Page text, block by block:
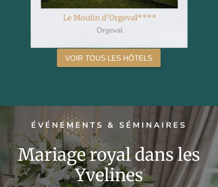
VOIR TOUS LES HÔTELS
ÉVÉNEMENTS & SÉMINAIRES
Mariage royal dans les
Yvelines